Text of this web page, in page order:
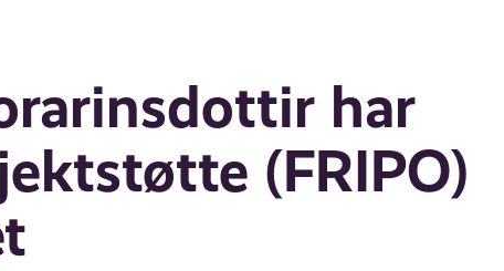
har
(FRIPO)